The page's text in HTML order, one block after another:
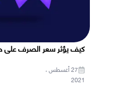
كيف يؤثر سعر الصرف على
27 أغسطس ،
2021